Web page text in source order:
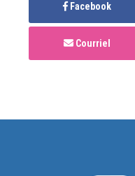
Facebook
Courriel